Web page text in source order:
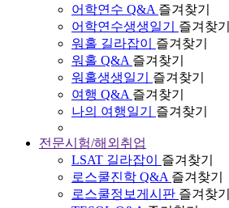
어학연수 Q&A 즐겨찾기
어학연수생생일기
즐겨찾기
워홀 길라잡이
즐겨찾기
워홀 Q&A 즐겨찾기
워홀생생일기
즐겨찾기
여행 Q&A 즐겨찾기
나의 여행일기
즐겨찾기
전문시험/해외취업
LSAT 길라잡이
즐겨찾기
로스쿨진학 Q&A 즐겨찾기
로스쿨정보게시판 즐겨찾기